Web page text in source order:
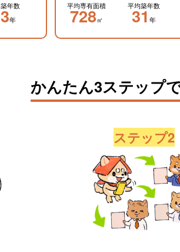
年数
年
平均専有面積
728㎡
平均築年数
31年
かんたん3ステップ
ステップ2